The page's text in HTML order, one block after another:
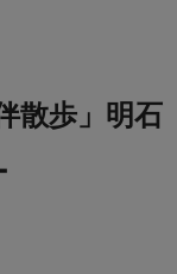
散歩」明石